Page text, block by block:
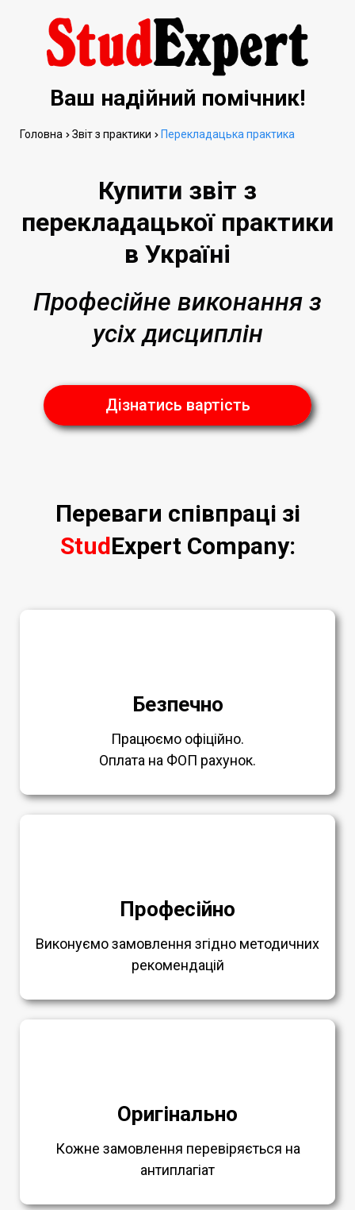
Ваш надійний помічник!
Купити звіт з
перекладацької практики
в Україні
Професійне виконання з
усіх дисциплін
Дізнатись вартість
Головна Звіт з практики Перекладацька практика
Переваги співпраці зі
StudExpert Company:
Безпечно
Працюємо офіційно.
Оплата на ФОП рахунок.
Професійно
Виконуємо замовлення згідно методичних
рекомендацій
Оригінально
Кожне замовлення перевіряється на
антиплагіат